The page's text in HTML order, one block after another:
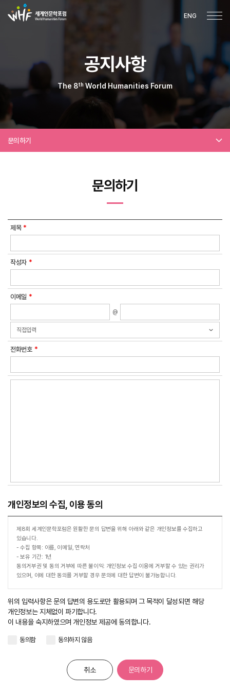
ENG
공지사항
The 8th World Humanities Forum
문의하기
문의하기
제목
작성자
이메일
@
전화번호
개인정보의 수집, 이용 동의
제8회 세계인문학포럼은 원활한 문의 답변을 위해 아래와 같은 개인정보를 수집하고
있습니다.
- 수집 항목: 이름, 이메일, 연락처
- 보유 기간: 1년
동의거부권 및 동의 거부에 따른 불이익: 개인정보 수집·이용에 거부할 수 있는 권리가
있으며, 이에 대한 동의를 거부할 경우 문의에 대한 답변이 불가능합니다.
위의 입력사항은 문의 답변의 용도로만 활용되며 그 목적이 달성되면 해당
개인정보는 지체없이 파기합니다.
이 내용을 숙지하였으며 개인정보 제공에 동의합니다.
동의함 동의하지 않음
취소 문의하기